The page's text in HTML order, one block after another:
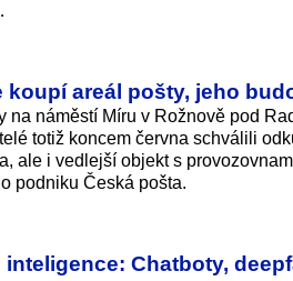
koupí areál pošty, jeho
na náměstí Míru v Rožnově pod
totiž koncem června schválili
ale i vedlejší objekt s
podniku Česká pošta.
Chatboty,